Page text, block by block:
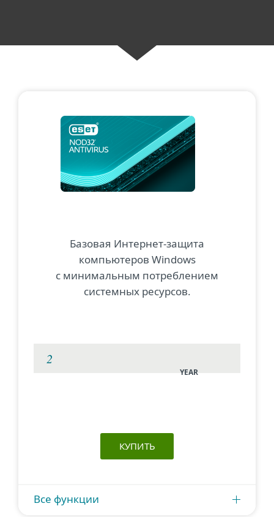
Базовая Интернет-защита
компьютеров Windows
с минимальным потреблением
системных ресурсов.
YEAR
КУПИТЬ
Все функции